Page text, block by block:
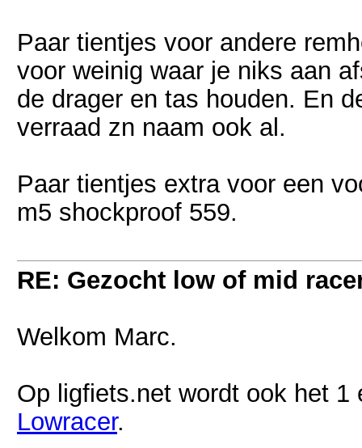
Paar tientjes voor andere
voor weinig waar je niks aan
de drager en tas houden. En
verraad zn naam ook al.
Paar tientjes extra voor een
m5 shockproof 559.
RE: Gezocht low of mid
Welkom Marc.
Op ligfiets.net wordt ook het
Lowracer.